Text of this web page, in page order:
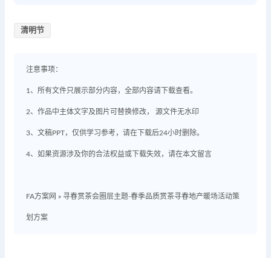
清明节
注意事项：
1、所有文件只展示部分内容，全部内容请下载查看。
2、作品中主体文字及图片可替换修改， 源文件无水印
3、文稿PPT，仅供学习参考，请在下载后24小时删除。
4、如果资源涉及你的合法权益或下载失效，请在本文留言
FA方案网 » 寻春赏茶会圈层主题-春季品质赏茶寻春地产暖场活动策
划方案